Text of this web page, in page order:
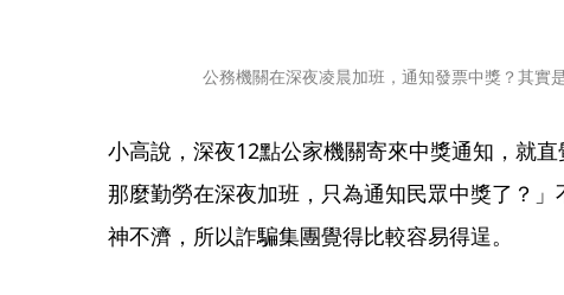
公務機關在深夜凌晨加班，通知發票中獎？其實
小高說，深夜12點公家機關寄來中獎通知，就
那麼勤勞在深夜加班，只為通知民眾中獎了？
神不濟，所以詐騙集團覺得比較容易得逞。